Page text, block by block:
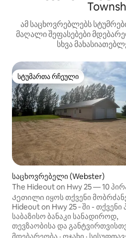
ამ საცხოვრებლებს
მაღალი შეფასებები
სხვა
სტუმართა რჩეული
სტუმართა რჩეული
საცხოვრებელი (Webster)
The Hideout on Hwy 25 — 10
აკრზე
Კეთილი იყოს თქვენი
Hideout on Hwy 25 ‑ ში - თქვენი
საბაზისო ბანაკი სანადიროდ,
თევზაობისა და
ჩრდილო-აღმოსავლეთ